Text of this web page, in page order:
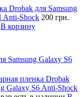
Drobak для Samsung
Anti-Shock 200 грн.
В корзину
Samsung Galaxy S6
пленка Drobak
Galaxy S6 Anti-Shock